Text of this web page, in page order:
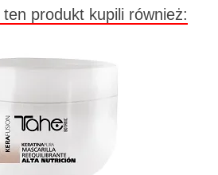
produkt kupili również: